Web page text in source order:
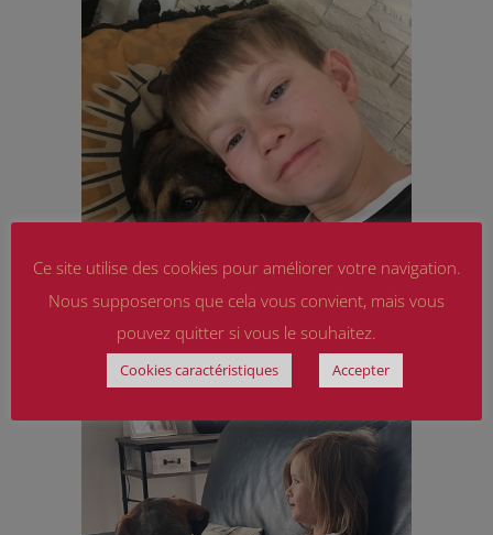
Ce site utilise des cookies pour améliorer votre navigation.
Nous supposerons que cela vous convient, mais vous
pouvez quitter si vous le souhaitez.
Cookies caractéristiques Accepter